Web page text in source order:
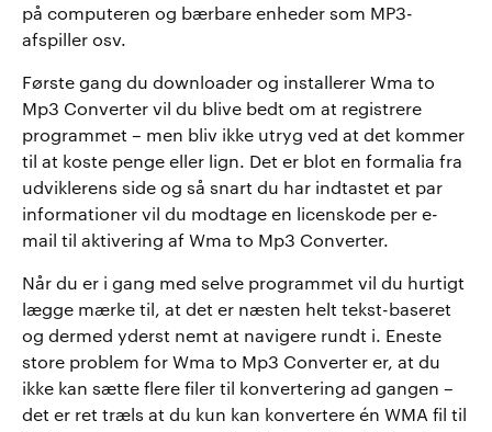
på computeren og bærbare enheder som MP3-
afspiller osv.
Første gang du downloader og installerer Wma to
Mp3 Converter vil du blive bedt om at registrere
programmet – men bliv ikke utryg ved at det kommer
til at koste penge eller lign. Det er blot en formalia fra
udviklerens side og så snart du har indtastet et par
informationer vil du modtage en licenskode per e-
mail til aktivering af Wma to Mp3 Converter.
Når du er i gang med selve programmet vil du hurtigt
lægge mærke til, at det er næsten helt tekst-baseret
og dermed yderst nemt at navigere rundt i. Eneste
store problem for Wma to Mp3 Converter er, at du
ikke kan sætte flere filer til konvertering ad gangen –
det er ret træls at du kun kan konvertere én WMA fil til